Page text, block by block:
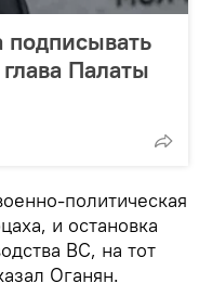
Палаты
политическая
и остановка
ВС, на тот
Оганян.